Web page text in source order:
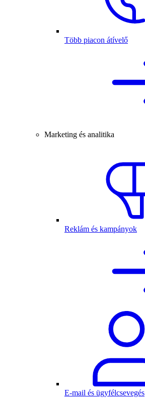
Több piacon átívelő
Marketing és analitika
Reklám és kampányok
E-mail és ügyfélcsevegés